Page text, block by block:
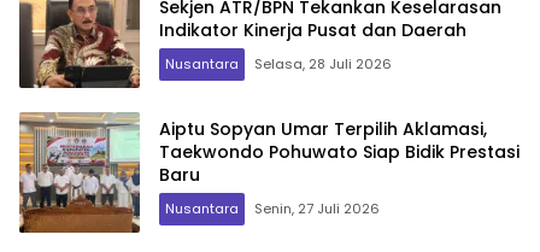
Sekjen ATR/BPN Tekankan Keselarasan
Indikator Kinerja Pusat dan Daerah
Nusantara Selasa, 28 Juli 2026
Aiptu Sopyan Umar Terpilih Aklamasi,
Taekwondo Pohuwato Siap Bidik Prestasi
Baru
Nusantara Senin, 27 Juli 2026